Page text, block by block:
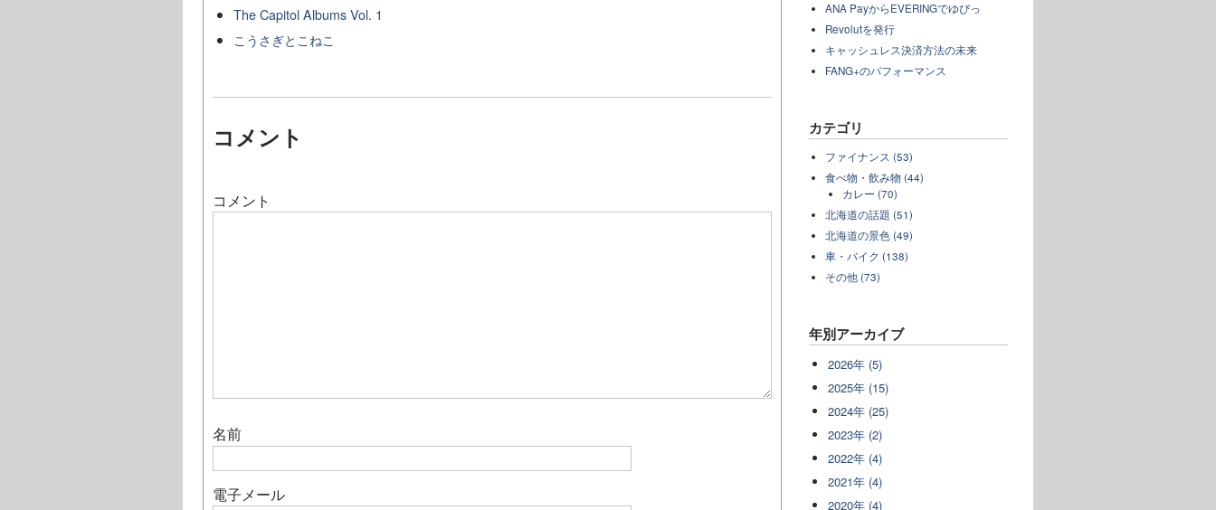
The Capitol Albums Vol. 1
こうさぎとこねこ
コメント
コメント
名前
電子メール
ANA PayからEVERINGでゆぴっ
Revolutを発行
キャッシュレス決済方法の未来
FANG+のパフォーマンス
カテゴリ
ファイナンス (53)
食べ物・飲み物 (44)
カレー (70)
北海道の話題 (51)
北海道の景色 (49)
車・バイク (138)
その他 (73)
年別アーカイブ
2026年 (5)
2025年 (15)
2024年 (25)
2023年 (2)
2022年 (4)
2021年 (4)
2020年 (4)